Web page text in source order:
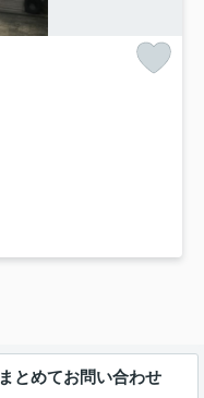
まとめてお問い合わせ